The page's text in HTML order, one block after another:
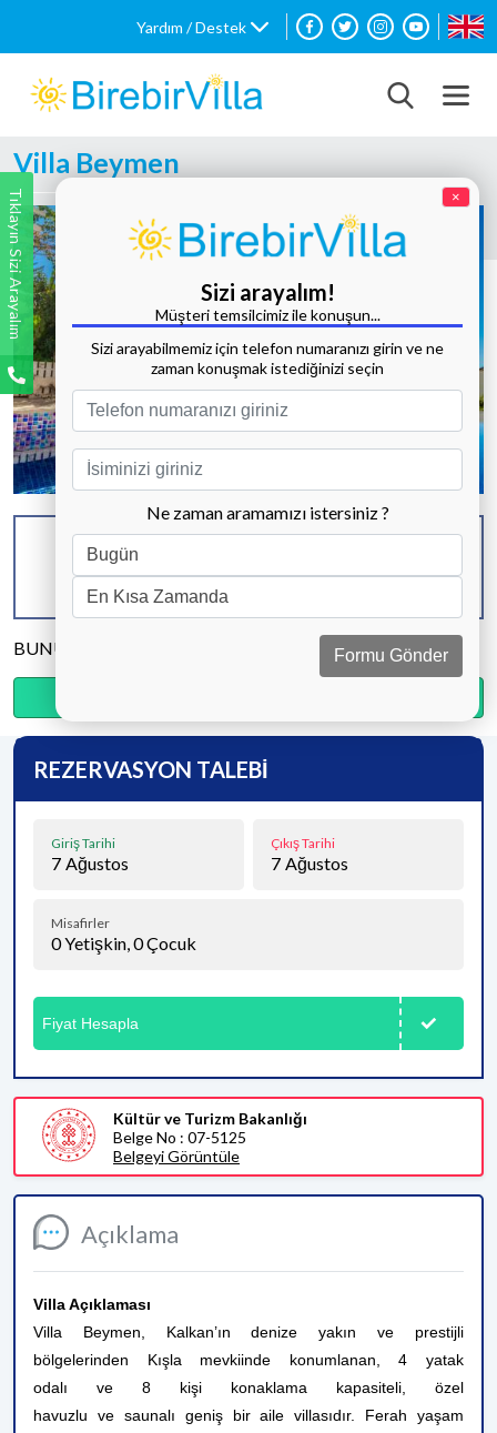
Yardım / Destek
Villa Beymen
Tüm Fotoğrafları Göster
KAPASİTE
8 KİŞİ
BANYO & WC
4 ADET
YATAK ODASI
BUNU PAYLAŞ
Açıklama
Villa Açıklaması
Villa Beymen, Kalkan’ın denize yakın ve prestijli
bölgelerinden Kışla mevkiinde konumlanan, 4 yatak
odalı ve 8 kişi konaklama kapasiteli, özel
havuzlu ve saunalı geniş bir aile villasıdır. Ferah yaşam
REZERVASYON TALEBİ
Giriş Tarihi
7 Ağustos
Çıkış Tarihi
7 Ağustos
Misafirler
0Yetişkin,0Çocuk
Fiyat Hesapla
Kültür ve Turizm Bakanlığı
Belge No : 07-5125
Belgeyi Görüntüle
Tıklayın Sizi Arayalım ×
Sizi arayalım!
Müşteri temsilcimiz ile konuşun...
Sizi arayabilmemiz için telefon numaranızı girin ve ne
zaman konuşmak istediğinizi seçin
Ne zaman aramamızı istersiniz ?
Formu Gönder